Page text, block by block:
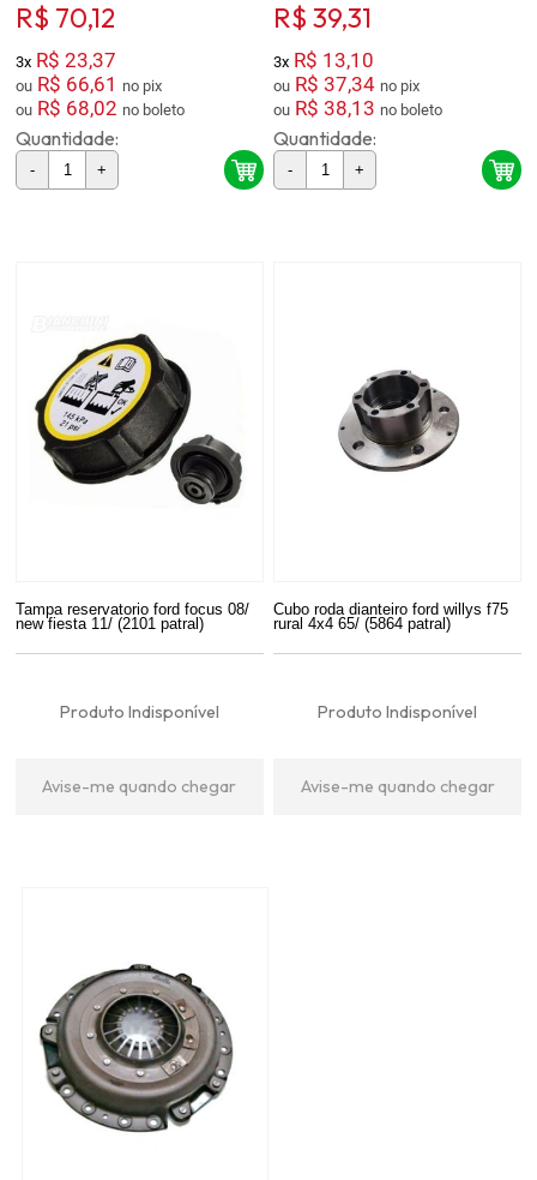
R$ 70,12
3x R$ 23,37
ou R$ 66,61
no pix
ou R$ 68,02 no boleto
Quantidade:
- +
R$ 39,31
3x R$ 13,10
ou R$ 37,34
no pix
ou R$ 38,13 no boleto
Quantidade:
- +
Tampa reservatorio ford focus 08/
new fiesta 11/ (2101 patral)
Produto Indisponível
Avise-me quando chegar
Cubo roda dianteiro ford willys f75
rural 4x4 65/ (5864 patral)
Produto Indisponível
Avise-me quando chegar